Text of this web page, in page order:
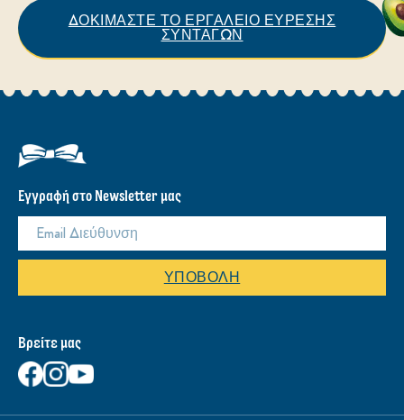
ΔΟΚΙΜΑΣΤΕ ΤΟ ΕΡΓΑΛΕΙΟ ΕΥΡΕΣΗΣ
ΣΥΝΤΑΓΩΝ
Εγγραφή στο Newsletter μας
ΥΠΟΒΟΛΉ
Βρείτε μας